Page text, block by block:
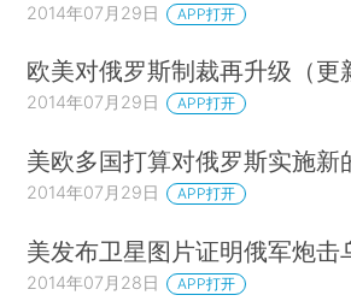
2014年07月29日 APP打开
欧美对俄罗斯制裁再升级（更
2014年07月29日 APP打开
美欧多国打算对俄罗斯实施新
2014年07月29日 APP打开
美发布卫星图片证明俄军炮击
2014年07月28日 APP打开